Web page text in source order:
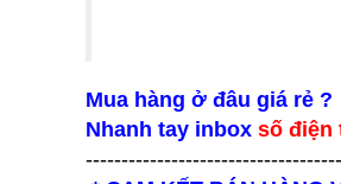
Mua hàng ở đâu giá rẻ ?
Nhanh tay inbox số điện